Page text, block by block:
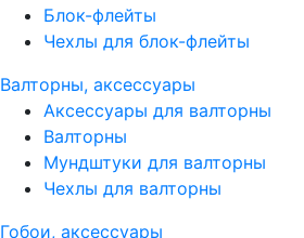
Блок-флейты
Чехлы для блок-флейты
Валторны, аксессуары
Аксессуары для валторны
Валторны
Мундштуки для валторны
Чехлы для валторны
Гобои, аксессуары